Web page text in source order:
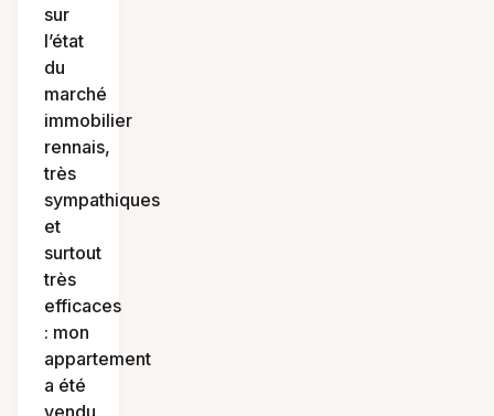
sur
l’état
du
marché
immobilier
rennais,
très
sympathiques
et
surtout
très
efficaces
: mon
appartement
a été
vendu